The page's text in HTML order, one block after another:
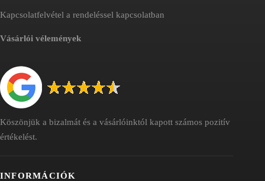
Kapcsolatfelvétel a rendeléssel kapcsolatban
Vásárlói vélemények
Köszönjük a bizalmát és a vásárlóinktól kapott számos pozitív
értékelést.
INFORMÁCIÓK